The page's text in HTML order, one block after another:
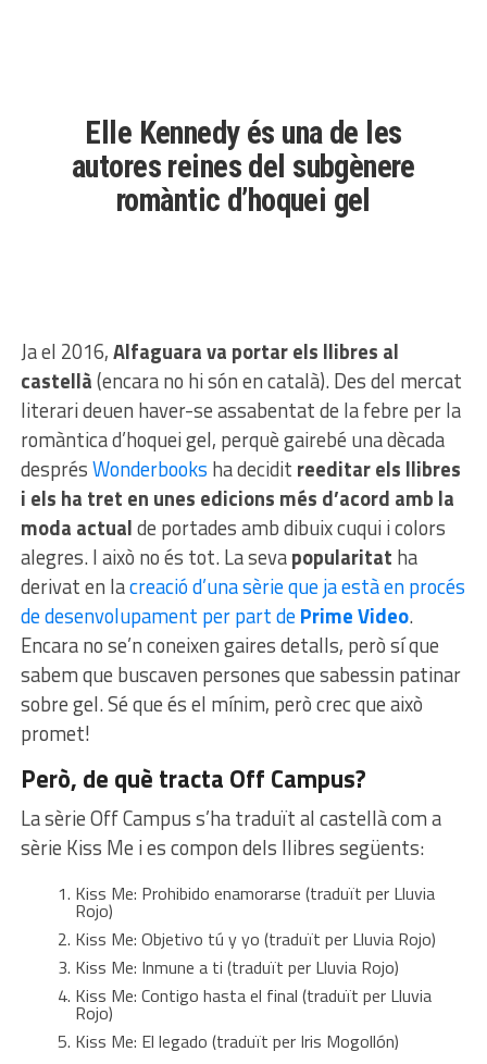
Elle Kennedy és una de les
autores reines del subgènere
romàntic d’hoquei gel
Ja el 2016,Alfaguara va portar els llibres al
castellà(encara no hi són en català). Des del mercat
literari deuen haver-se assabentat de la febre per la
romàntica d’hoquei gel, perquè gairebé una dècada
desprésWonderbooks ha decidit reeditar els llibres
i els ha tret en unes edicions més d’acord amb la
moda actualde portades amb dibuix cuqui i colors
alegres. I això no és tot. La sevapopularitat ha
derivat en lacreació d’una sèrie que ja està en procés
de desenvolupament per part dePrime Video.
Encara no se’n coneixen gaires detalls, però sí que
sabem que buscaven persones que sabessin patinar
sobre gel. Sé que és el mínim, però crec que això
promet!
Però, de què tracta Off Campus?
La sèrie Off Campus s’ha traduït al castellà com a
sèrie Kiss Me i es compon dels llibres següents:
Kiss Me: Prohibido enamorarse (traduït per Lluvia
Rojo)
Kiss Me: Objetivo tú y yo (traduït per Lluvia Rojo)
Kiss Me: Inmune a ti (traduït per Lluvia Rojo)
Kiss Me: Contigo hasta el final (traduït per Lluvia
Rojo)
Kiss Me: El legado (traduït per Iris Mogollón)